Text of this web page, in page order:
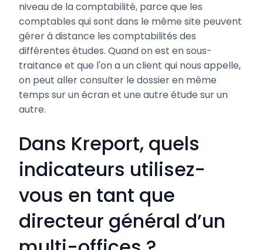
niveau de la comptabilité, parce que les
comptables qui sont dans le même site peuvent
gérer à distance les comptabilités des
différentes études. Quand on est en sous-
traitance et que l'on a un client qui nous appelle,
on peut aller consulter le dossier en même
temps sur un écran et une autre étude sur un
autre.
Dans Kreport, quels
indicateurs utilisez-
vous en tant que
directeur général d’un